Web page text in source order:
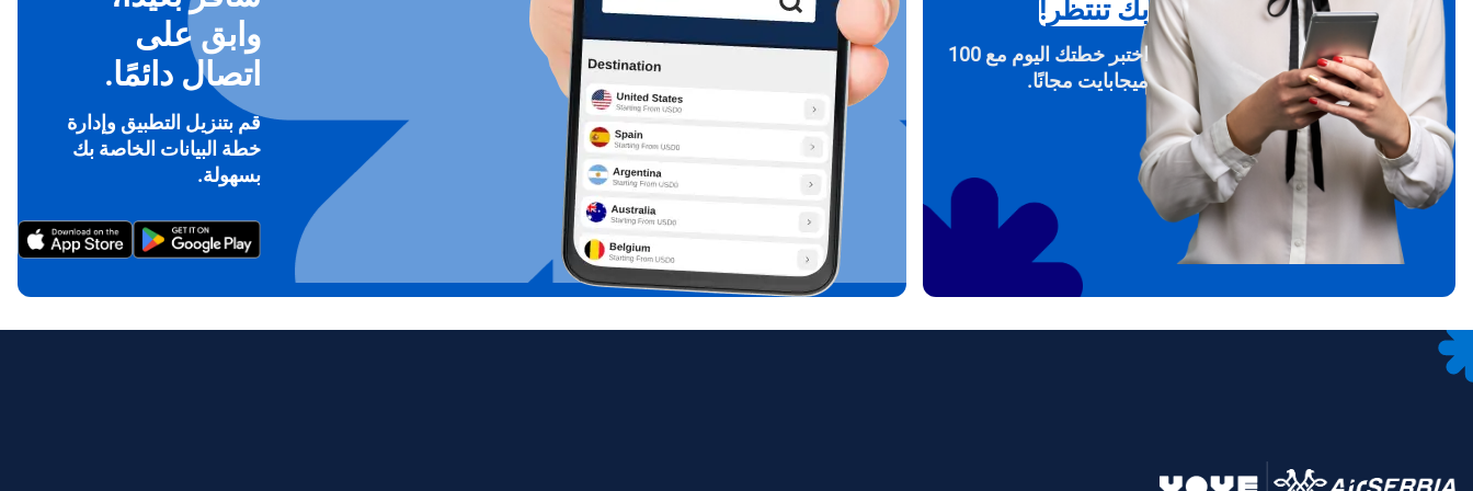
بك تنتظر!
اختبر خطتك اليوم مع 100
ميجابايت مجانًا.
وابق على
اتصال دائمًا.
قم بتنزيل التطبيق وإدارة
خطة البيانات الخاصة بك
بسهولة.
עברית
한국어
CAD - دولار كندي
ILS - شيكل إسرائيلي جديد